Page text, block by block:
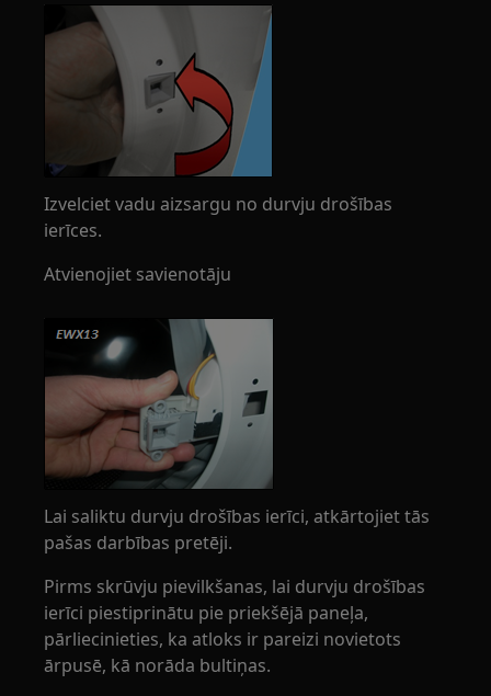
Izvelciet vadu aizsargu no durvju drošības
ierīces.
Atvienojiet savienotāju
Lai saliktu durvju drošības ierīci, atkārtojiet tās
pašas darbības pretēji.
Pirms skrūvju pievilkšanas, lai durvju drošības
ierīci piestiprinātu pie priekšējā paneļa,
pārliecinieties, ka atloks ir pareizi novietots
ārpusē, kā norāda bultiņas.